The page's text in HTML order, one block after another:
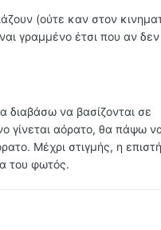
(ούτε καν στον
γραμμένο έτσι που αν δεν
διαβάσω να βασίζονται σε
γίνεται αόρατο, θα πάψω
Μέχρι στιγμής, η
του φωτός.